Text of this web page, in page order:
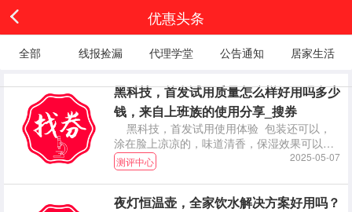
优惠头条
全部 线报捡漏 代理学堂 公告通知 居家生活
黑科技，首发试用质量怎么样好用吗多少
钱，来自上班族的使用分享_搜券
黑科技，首发试用使用体验 包装还可以，
涂在脸上凉凉的，味道清香，保湿效果可以。
坚持使用。
测评中心 2025-05-07
夜灯恒温壶，全家饮水解决方案好用吗？